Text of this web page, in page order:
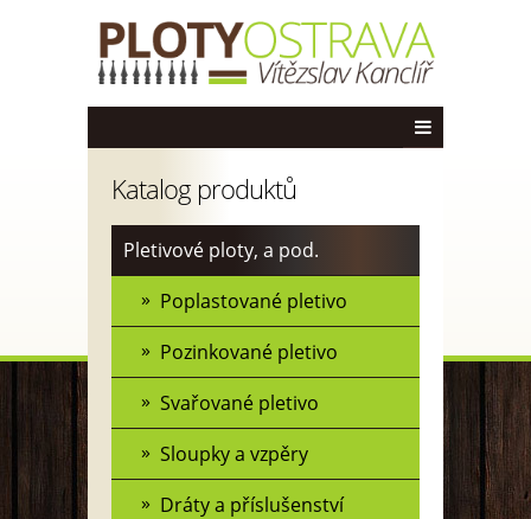
Katalog produktů
Pletivové ploty, a pod.
Poplastované pletivo
Pozinkované pletivo
Svařované pletivo
Sloupky a vzpěry
Dráty a příslušenství